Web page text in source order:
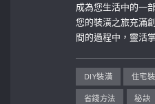
成為您生活中的一
您的裝潢之旅充滿
間的過程中，靈活
DIY裝潢 住宅
省錢方法 秘訣